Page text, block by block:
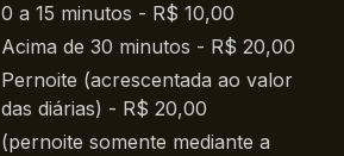
0 a 15 minutos - R$ 10,00
Acima de 30 minutos - R$ 20,00
Pernoite (acrescentada ao valor
das diárias) - R$ 20,00
(pernoite somente mediante a